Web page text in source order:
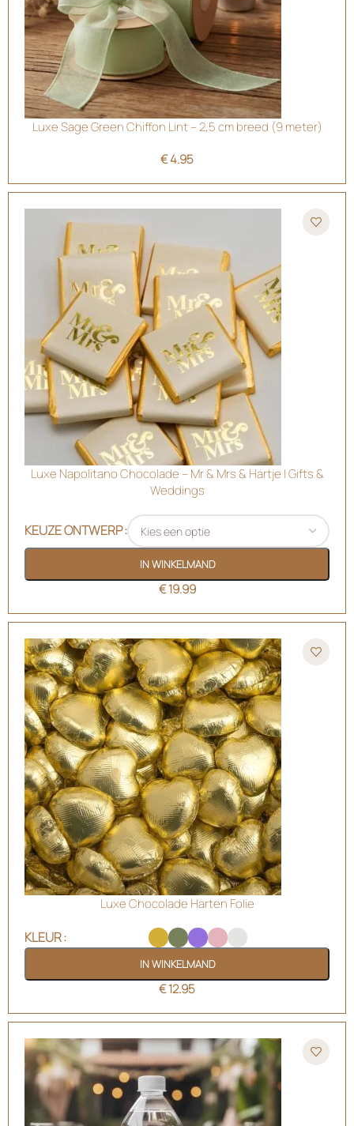
Luxe Sage Green Chiffon Lint – 2,5 cm breed (9 meter)
€4.95
Luxe Napolitano Chocolade – Mr & Mrs & Hartje | Gifts &
Weddings
KEUZE ONTWERP
IN WINKELMAND
€19.99
Luxe Chocolade Harten Folie
KLEUR
IN WINKELMAND
€12.95